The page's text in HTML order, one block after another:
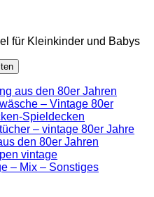
für Kleinkinder und Babys
aus den 80er Jahren
– Vintage 80er
Spieldecken
– vintage 80er Jahre
den 80er Jahren
vintage
– Mix – Sonstiges